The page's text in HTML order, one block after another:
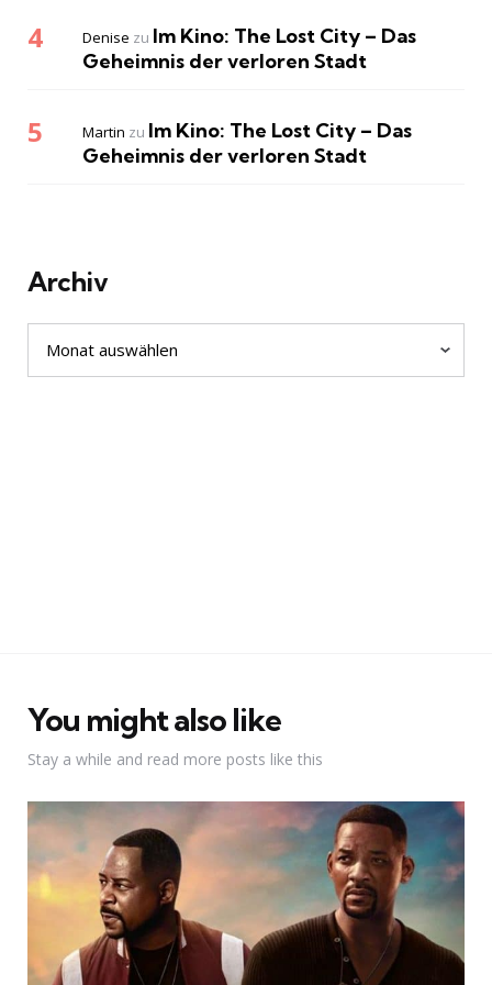
Denise zu Im Kino: The Lost City – Das
Geheimnis der verloren Stadt
Martin zu Im Kino: The Lost City – Das
Geheimnis der verloren Stadt
Archiv
Archiv
You might also like
Stay a while and read more posts like this